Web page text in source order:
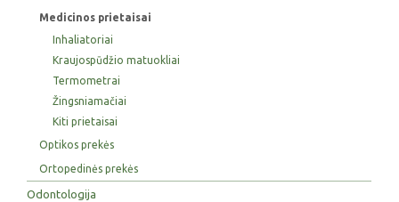
Medicinos prietaisai
Inhaliatoriai
Kraujospūdžio matuokliai
Termometrai
Žingsniamačiai
Kiti prietaisai
Optikos prekės
Ortopedinės prekės
Odontologija